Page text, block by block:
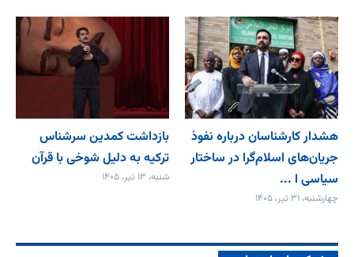
هشدار کارشناسان درباره نفوذ
جریان‌های اسلام‌گرا در ساختار
سیاسی ا ...
چهارشنبه، ۳۱ تیر، ۱۴۰۵
بازداشت کمدین سرشناس
ترکیه به دلیل شوخی با قرآن
شنبه، ۱۳ تیر، ۱۴۰۵